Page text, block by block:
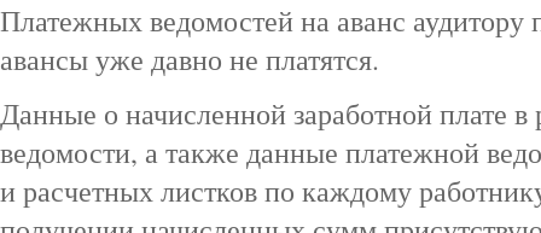
Платежных ведомостей на аванс аудитору
авансы уже давно не платятся.
Данные о начисленной заработной плате
ведомости, а также данные платежной
и расчетных листков по каждому